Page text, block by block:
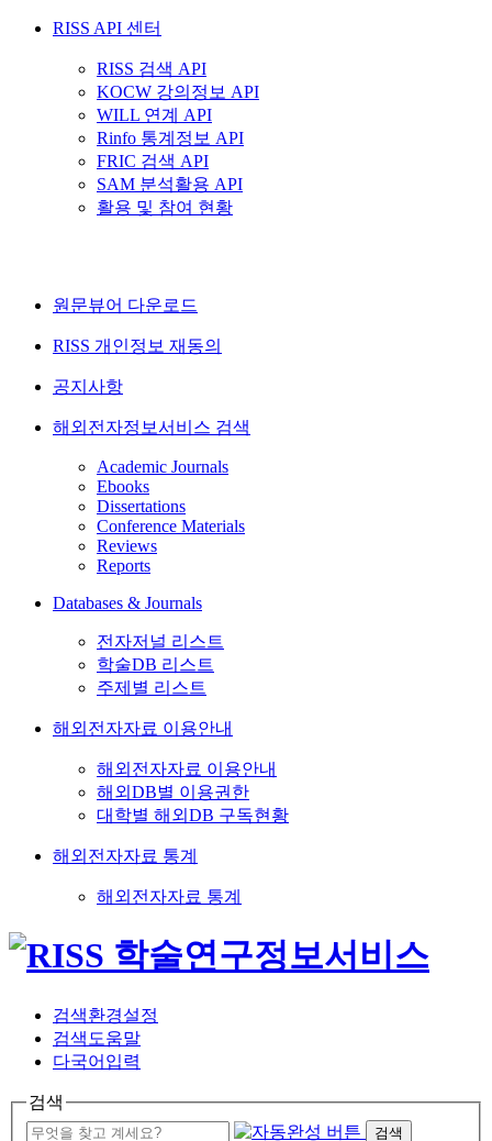
RISS API 센터
RISS 검색 API
KOCW 강의정보 API
WILL 연계 API
Rinfo 통계정보 API
FRIC 검색 API
SAM 분석활용 API
활용 및 참여 현황
원문뷰어 다운로드
RISS 개인정보 재동의
공지사항
해외전자정보서비스 검색
Academic Journals
Ebooks
Dissertations
Conference Materials
Reviews
Reports
Databases & Journals
전자저널 리스트
학술DB 리스트
주제별 리스트
해외전자자료 이용안내
해외전자자료 이용안내
해외DB별 이용권한
대학별 해외DB 구독현황
해외전자자료 통계
해외전자자료 통계
검색환경설정
검색도움말
다국어입력
검색
검색